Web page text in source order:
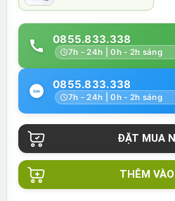
0855.833.338
7h - 24h | 0h - 2h sáng
0855.833.338
7h - 24h | 0h - 2h sáng
THÊM